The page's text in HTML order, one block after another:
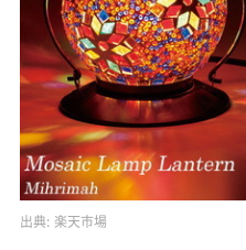
出典: 楽天市場